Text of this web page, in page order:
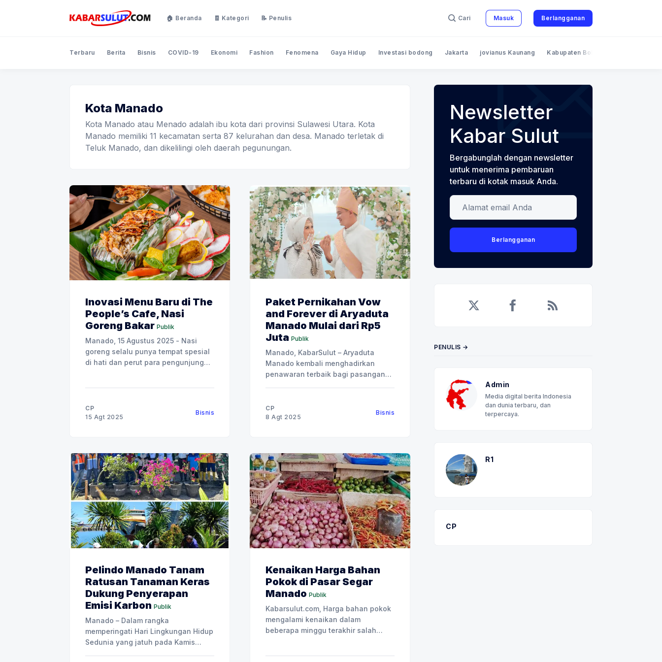
🏠 Beranda 🧾 Kategori 📝 Penulis Cari Masuk Berlangganan
Terbaru Berita Bisnis COVID-19 Ekonomi Fashion Fenomena Gaya Hidup Investasi bodong Jakarta jovianus Kaunang Kabupaten Bolaang Mongondow
Kota Manado
Kota Manado atau Menado adalah ibu kota dari provinsi Sulawesi Utara. Kota
Manado memiliki 11 kecamatan serta 87 kelurahan dan desa. Manado terletak di
Teluk Manado, dan dikelilingi oleh daerah pegunungan.
Inovasi Menu Baru di The
People’s Cafe, Nasi
Goreng Bakar Publik
Manado, 15 Agustus 2025 - Nasi
goreng selalu punya tempat spesial
di hati dan perut para pengunjung
Nasi Goreng Bakar. Tiga varian baru
ini, Nasi Goreng Bakar Sei Matah,
CP
15 Agt 2025
Bisnis
Paket Pernikahan Vow
and Forever di Aryaduta
Manado Mulai dari Rp5
Juta Publik
Manado, KabarSulut – Aryaduta
Manado kembali menghadirkan
penawaran terbaik bagi pasangan
Forever”. Vow and Forever tersedia
dalam tiga pilihan paket utama:
menjawab berbagai kebutuhan
calon pengantin, dengan benefit
menarik, termasuk
CP
8 Agt 2025
Bisnis
Pelindo Manado Tanam
Ratusan Tanaman Keras
Dukung Penyerapan
Emisi Karbon Publik
Manado – Dalam rangka
memperingati Hari Lingkungan Hidup
Sedunia yang jatuh pada Kamis
Kenaikan Harga Bahan
Pokok di Pasar Segar
Manado Publik
Kabarsulut.com, Harga bahan pokok
mengalami kenaikan dalam
beberapa minggu terakhir salah
Newsletter
Kabar Sulut
Bergabunglah dengan newsletter
untuk menerima pembaruan
terbaru di kotak masuk Anda.
Alamat email Anda
Berlangganan
PENULIS →
Admin
Media digital berita Indonesia
dan dunia terbaru, dan
terpercaya.
R1
CP